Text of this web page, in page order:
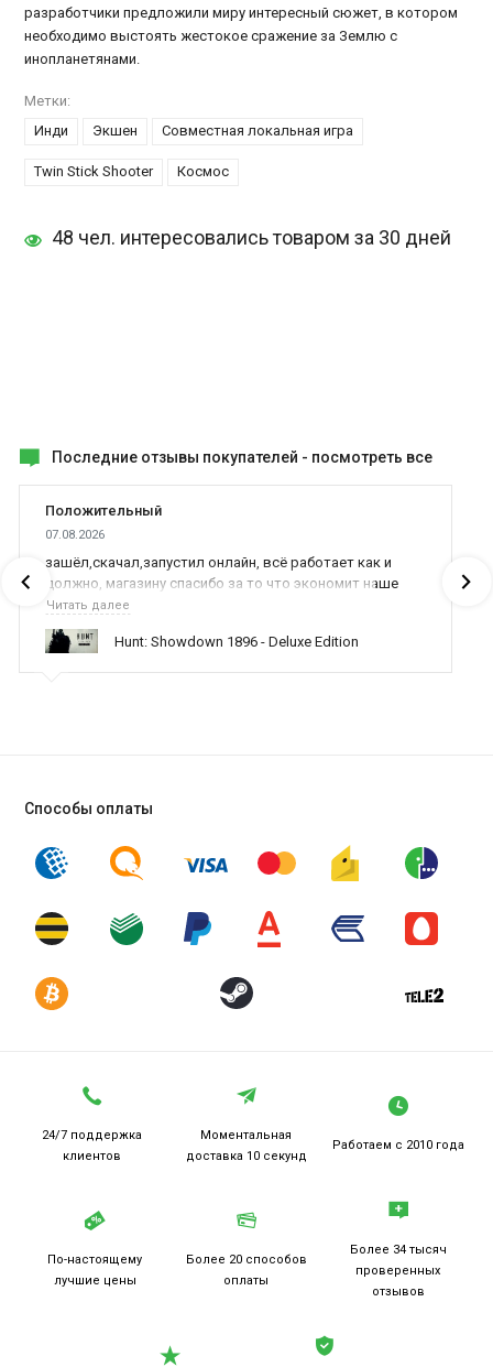
разработчики предложили миру интересный сюжет, в котором
необходимо выстоять жестокое сражение за Землю с
инопланетянами.
Метки:
Инди
Экшен Совместная локальная игра
Twin Stick Shooter Космос
48 чел. интересовались товаром за 30 дней
Последние отзывы покупателей - посмотреть все
Положительный
07.08.2026
зашёл,скачал,запустил онлайн, всё работает как и
должно, магазину спасибо за то что экономит наше
время,нервы и деньги, ребята вы красава оказываете
поддержку населению и походу из всех только вы и
оказываете помощь
Читать далее
Hunt: Showdown 1896 - Deluxe Edition
Способы оплаты
24/7 поддержка
клиентов
Моментальная
доставка 10 секунд
Работаем с 2010 года
По-настоящему
лучшие цены
Более 20 способов
оплаты
Более 34 тысяч
проверенных
отзывов